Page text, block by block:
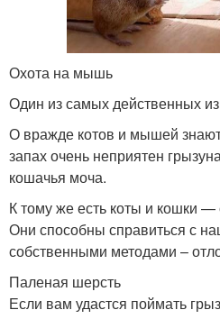
Охота на мышь
Один из самых действенных
О вражде котов и мышей
запах очень неприятен
кошачья моча.
К тому же есть коты и кошки
Они способны справиться с
собственными методами –
Паленая шерсть
Если вам удастся поймать